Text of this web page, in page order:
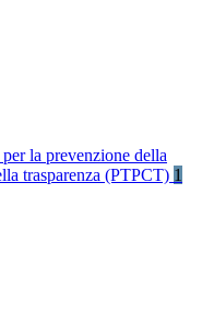
la prevenzione della
trasparenza (PTPCT) 1